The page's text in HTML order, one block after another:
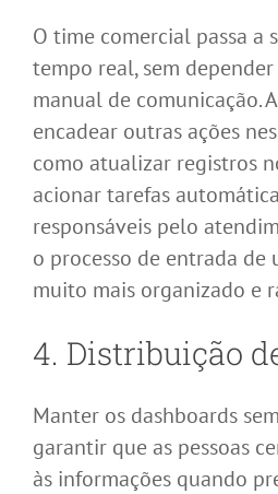
O time comercial passa a
tempo real, sem
manual de comunicação.
encadear outras ações
como atualizar registros
acionar tarefas
responsáveis pelo
o processo de entrada
muito mais organizado e
4. Distribuição
Manter os dashboards
garantir que as pessoas
às informações quando